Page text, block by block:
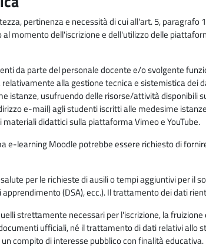
pertinenza e necessità di cui all'art. 5,
momento dell'iscrizione e dell'utilizzo delle
da parte del personale docente e/o svolgente
alla gestione tecnica e sistemistica dei
istanze, usufruendo delle risorse/attività disponibili
e-mail) agli studenti iscritti alle medesime
didattici sulla piattaforma Vimeo e YouTube.
e-learning Moodle potrebbe essere richiesto di
per le richieste di ausili o tempi aggiuntivi per il
(DSA), ecc.). Il trattamento dei dati
strettamente necessari per l'iscrizione, la
ufficiali, né il trattamento di dati relativi allo
compito di interesse pubblico con finalità educativa.